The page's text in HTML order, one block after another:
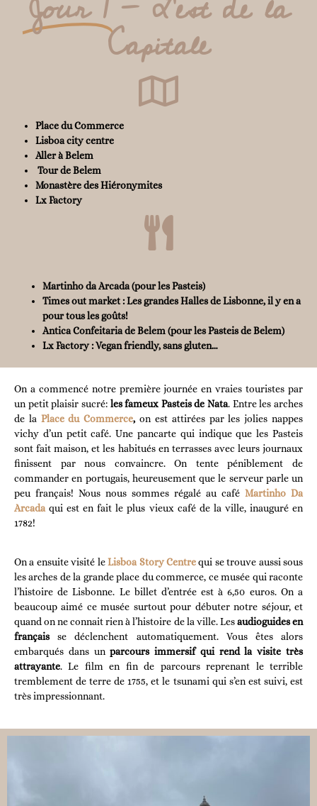
Capitale
Place du Commerce
Lisboa city centre
Aller à Belem
Tour de Belem
Monastère des Hiéronymites
Lx Factory
Martinho da Arcada (pour les Pasteis)
Times out market : Les grandes Halles de Lisbonne, il y en a
pour tous les goûts!
Antica Confeitaria de Belem (pour les Pasteis de Belem)
Lx Factory : Vegan friendly, sans gluten…
On a commencé notre première journée en vraies touristes par
un petit plaisir sucré:les fameux Pasteis de Nata. Entre les arches
de la Place du Commerce, on est attirées par les jolies nappes
vichy d’un petit café. Une pancarte qui indique que les Pasteis
sont fait maison, et les habitués en terrasses avec leurs journaux
finissent par nous convaincre. On tente péniblement de
commander en portugais, heureusement que le serveur parle un
peu français! Nous nous sommes régalé au café Martinho Da
Arcada qui est en fait le plus vieux café de la ville, inauguré en
1782!
On a ensuite visité leLisboa Story Centrequi se trouve aussi sous
les arches de la grande place du commerce, ce musée qui raconte
l’histoire de Lisbonne. Le billet d’entrée est à 6,50 euros. On a
beaucoup aimé ce musée surtout pour débuter notre séjour, et
quand on ne connait rien à l’histoire de la ville. Lesaudioguides en
françaisse déclenchent automatiquement. Vous êtes alors
embarqués dans unparcours immersif qui rend la visite très
attrayante. Le film en fin de parcours reprenant le terrible
tremblement de terre de 1755, et le tsunami qui s’en est suivi, est
très impressionnant.